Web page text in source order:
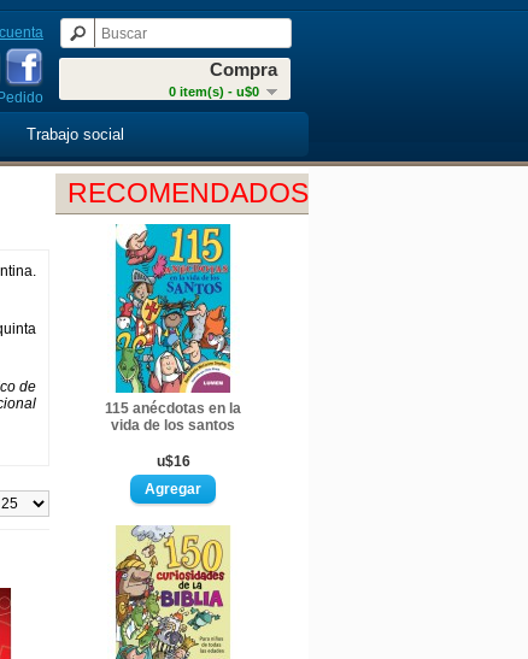
Compra
0 item(s) - u$0
Trabajo social
RECOMENDADOS
115 anécdotas en la
vida de los santos
u$16
de